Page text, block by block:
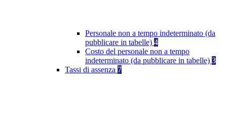
Personale non a tempo indeterminato (da
pubblicare in tabelle) 4
Costo del personale non a tempo
indeterminato (da pubblicare in tabelle) 3
Tassi di assenza 7